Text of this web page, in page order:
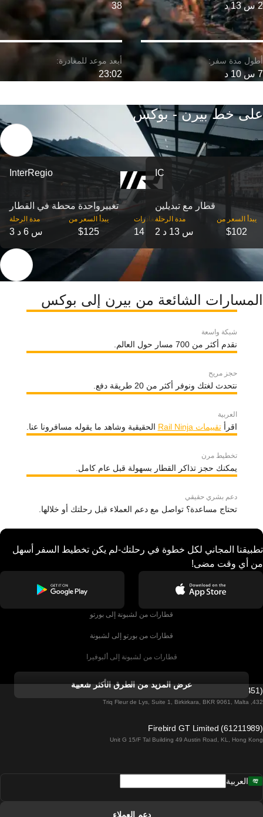
2 س 13 د
7 س 10 د
38
23:02
على خط بيرن - بوكس
InterRegio
تغییرواحدة محطة في القطار
مدة الرحلة
3 س 6 د
‎يبدأ السعر من
$125
‎المغادرات
14
IC
قطار مع تبديلين
مدة الرحلة
2 س 13 د
‎يبدأ السعر من
$102
المسارات الشائعة من بيرن إلى بوكس
شبكة واسعة
نقدم أكثر من 700 مسار حول العالم.
حجز مريح
نتحدث لغتك ونوفر أكثر من 20 طريقة دفع.
العربية
اقرأتقييمات Rail Ninja الحقيقية وشاهد ما يقوله مسافرونا عنا.
تخطيط مرن
يمكنك حجز تذاكر القطار بسهولة قبل عام كامل.
دعم بشري حقيقي
تحتاج مساعدة؟ تواصل مع دعم العملاء قبل رحلتك أو خلالها.
تطبيقنا المجاني لكل خطوة في رحلتك-لم يكن تخطيط السفر أسهل
من أي وقت مضى!
قطارات من لشبونة إلى بورتو
قطارات من بورتو إلى لشبونة
قطارات من لشبونة إلى ألبوفيرا
قطارات من ألبوفيرا إلى لشبونة
قطارات من لشبونة إلى لاغوس
قطارات من لشبونة إلى مدريد
عرض المزيد من الطرق الأكثر شعبية
Firebird GT Limited (OC 1451)
432, Triq Fleur de Lys, Suite 1, Birkirkara, BKR 9061, Malta
Firebird GT Limited (61211989)
Unit G 15/F Tal Building 49 Austin Road, KL, Hong Kong
العربية
دعم العملاء